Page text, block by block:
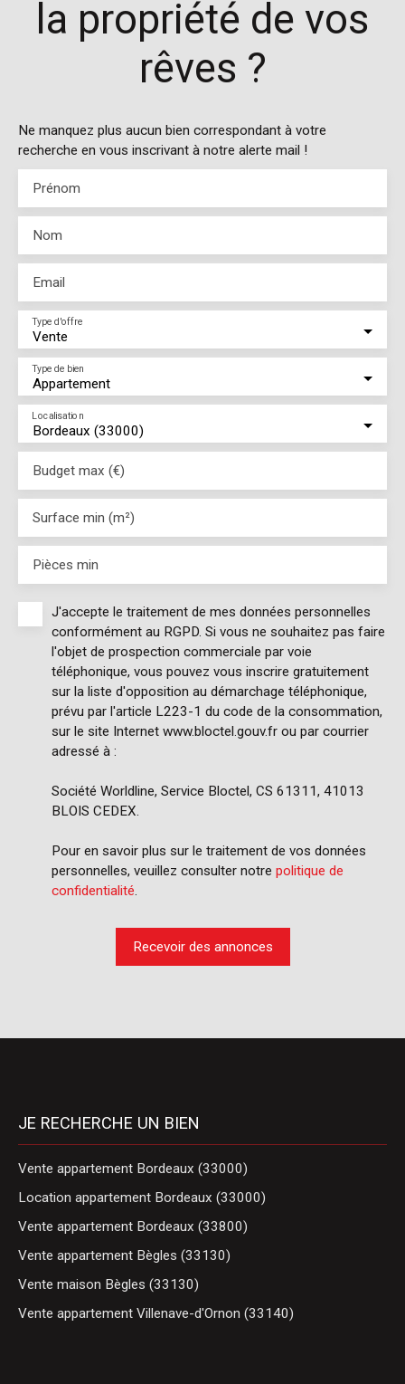
la propriété de vos
rêves ?
Ne manquez plus aucun bien correspondant à votre
recherche en vous inscrivant à notre alerte mail !
Prénom
Nom
Email
Vente
Type d'offre
Appartement
Type de bien
Bordeaux (33000)
Localisation
Budget max (€)
Surface min (m²)
Pièces min
J'accepte le traitement de mes données personnelles
conformément au RGPD. Si vous ne souhaitez pas faire
l'objet de prospection commerciale par voie
téléphonique, vous pouvez vous inscrire gratuitement
sur la liste d'opposition au démarchage téléphonique,
prévu par l'article L223-1 du code de la consommation,
sur le site Internet www.bloctel.gouv.fr ou par courrier
adressé à :
Société Worldline, Service Bloctel, CS 61311, 41013
BLOIS CEDEX.
Pour en savoir plus sur le traitement de vos données
personnelles, veuillez consulter notre politique de
confidentialité.
Recevoir des annonces
JE RECHERCHE UN BIEN
Vente appartement Bordeaux (33000)
Location appartement Bordeaux (33000)
Vente appartement Bordeaux (33800)
Vente appartement Bègles (33130)
Vente maison Bègles (33130)
Vente appartement Villenave-d'Ornon (33140)